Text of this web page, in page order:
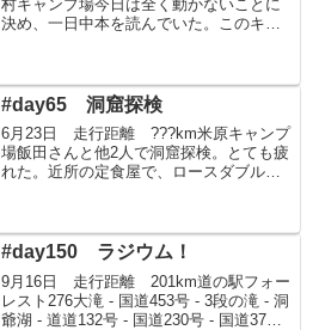
村キャンプ場今日は全く動かないことに
決め、一日中本を読んでいた。このキャ
とても気持ちがいい。昨日買った本を3冊
ほど読みあさり、...
#day65 洞窟探検
6月23日 走行距離 ???km米原キャンプ
場飯田さんと他2人で洞窟探検。とても疲
れた。近所の定食屋で、ロースダブル定
人に与えるのは...
#day150 ラジウム！
9月16日 走行距離 201km道の駅フォー
レスト276大滝 - 国道453号 - 3段の滝 - 洞
爺湖 - 道道132号 - 国道230号 - 国道37号 -